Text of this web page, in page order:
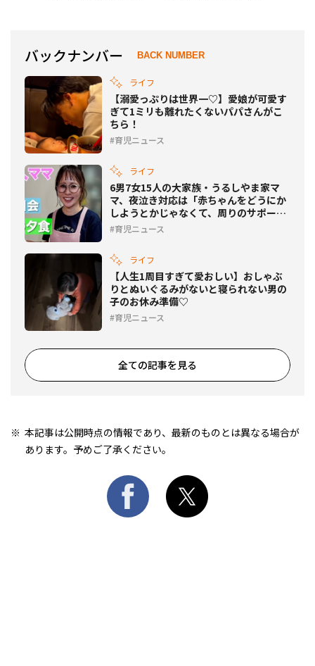
バックナンバー BACK NUMBER
ライフ
【溺愛っぷりは世界一♡】愛娘が可愛す
ぎて1ミリも離れたくないパパさんがこ
ちら！
育児ニュース
ライフ
6男7女15人の大家族・うるしやま家マ
マ、夜泣き対応は「赤ちゃんをどうにか
しようとかじゃなくて、周りのサポー
ト」
育児ニュース
ライフ
【人生1周目すぎて愛おしい】おしゃぶ
りとぬいぐるみがないと寝られない男の
子のお休み準備♡
育児ニュース
全ての記事を見る
本記事は公開時点の情報であり、最新のものとは異なる場合が
あります。予めご了承ください。